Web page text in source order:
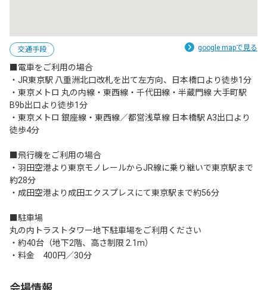
google mapで見る
交通手段
■電車をご利用の場合
・JR東京駅 八重洲北口改札を出て左方向、日本橋口より徒歩1分
・東京メトロ 丸の内線・東西線・千代田線・半蔵門線 大手町駅
B9b出口より徒歩1分
・東京メトロ 銀座線・東西線／都営浅草線 日本橋駅 A3出口より
徒歩4分
■飛行機をご利用の場合
・羽田空港より東京モノレールからJR線に乗り継いで東京駅まで
約28分
・成田空港より成田エクスプレスにて東京駅まで約56分
■駐車場
丸の内トラストタワー地下駐車場をご利用ください
・約40台（地下2階、高さ制限 2.1m）
・料金　400円／30分